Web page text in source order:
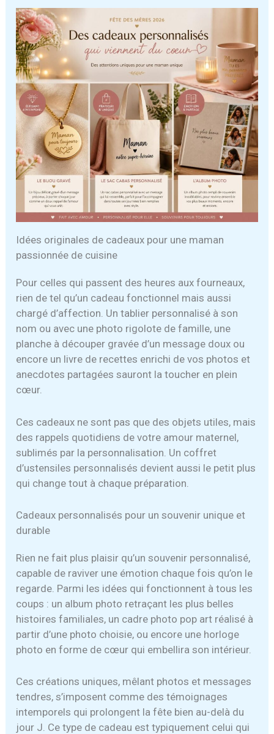
Idées originales de cadeaux pour une maman
passionnée de cuisine
Pour celles qui passent des heures aux fourneaux,
rien de tel qu’un cadeau fonctionnel mais aussi
chargé d’affection. Un tablier personnalisé à son
nom ou avec une photo rigolote de famille, une
planche à découper gravée d’un message doux ou
encore un livre de recettes enrichi de vos photos et
anecdotes partagées sauront la toucher en plein
cœur.
Ces cadeaux ne sont pas que des objets utiles, mais
des rappels quotidiens de votre amour maternel,
sublimés par la personnalisation. Un coffret
d’ustensiles personnalisés devient aussi le petit plus
qui change tout à chaque préparation.
Cadeaux personnalisés pour un souvenir unique et
durable
Rien ne fait plus plaisir qu’un souvenir personnalisé,
capable de raviver une émotion chaque fois qu’on le
regarde. Parmi les idées qui fonctionnent à tous les
coups : un album photo retraçant les plus belles
histoires familiales, un cadre photo pop art réalisé à
partir d’une photo choisie, ou encore une horloge
photo en forme de cœur qui embellira son intérieur.
Ces créations uniques, mêlant photos et messages
tendres, s’imposent comme des témoignages
intemporels qui prolongent la fête bien au-delà du
jour J. Ce type de cadeau est typiquement celui qui